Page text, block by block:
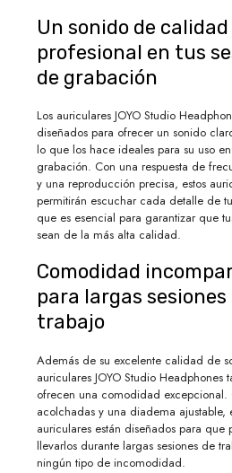
Un sonido de calidad
profesional en tus
de grabación
Los auriculares JOYO Studio
diseñados para ofrecer un sonido
lo que los hace ideales para su uso
grabación. Con una respuesta de
y una reproducción precisa, estos
permitirán escuchar cada detalle de
que es esencial para garantizar que
sean de la más alta calidad.
Comodidad
para largas sesiones
trabajo
Además de su excelente calidad de
auriculares JOYO Studio Headphones
ofrecen una comodidad excepcional.
acolchadas y una diadema ajustable,
auriculares están diseñados para que
llevarlos durante largas sesiones de
ningún tipo de incomodidad.